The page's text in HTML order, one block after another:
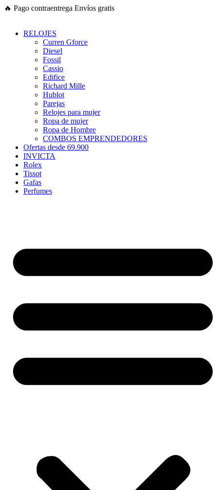
Ir
🔥 Pago contraentrega Envíos gratis
RELOJES
Curren Gforce
Diesel
Fossil
Cassio
Edifice
Richard Mille
Hublot
Parejas
Relojes para mujer
Ropa de mujer
Ropa de Hombre
COMBOS EMPRENDEDORES
Ofertas desde 69.900
INVICTA
Rolex
Tissot
Gafas
Perfumes